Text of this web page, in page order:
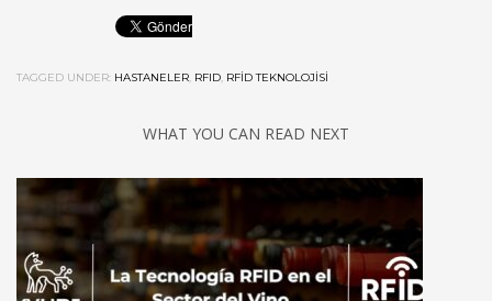
TAGGED UNDER: HASTANELER RFID RFID TEKNOLOJISI
WHAT YOU CAN READ NEXT